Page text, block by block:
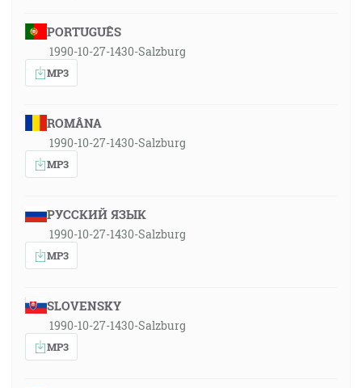
PORTUGUÊS
1990-10-27-1430-Salzburg
MP3
ROMÂNA
1990-10-27-1430-Salzburg
MP3
РУССКИЙ ЯЗЫК
1990-10-27-1430-Salzburg
MP3
SLOVENSKY
1990-10-27-1430-Salzburg
MP3